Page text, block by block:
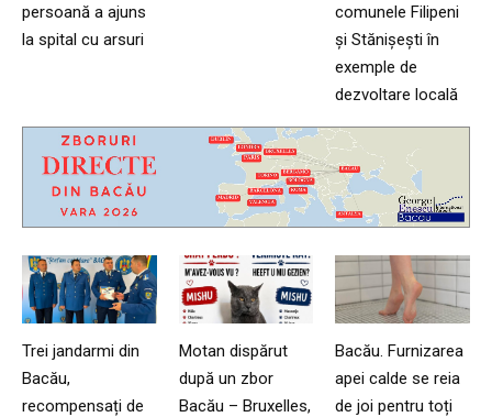
persoană a ajuns
la spital cu arsuri
comunele Filipeni
și Stănișești în
exemple de
dezvoltare locală
Trei jandarmi din
Bacău,
recompensați de
Motan dispărut
după un zbor
Bacău – Bruxelles,
Bacău. Furnizarea
apei calde se reia
de joi pentru toți